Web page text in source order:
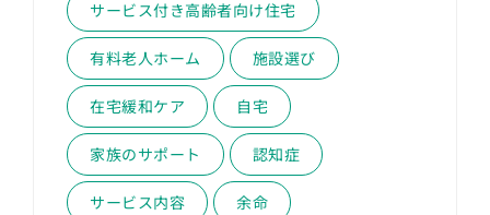
サービス付き高齢者向け住宅
有料老人ホーム 施設選び
在宅緩和ケア 自宅
家族のサポート 認知症
サービス内容 余命